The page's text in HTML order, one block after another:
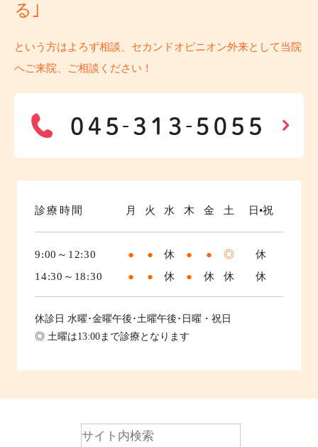
る｣
という方はよろず相談、セカンドオピニオン外来として当院
へご来院、ご相談ください！
診療時間 月 火 水 木 金 土 日•祝
9:00～12:30 ● ● 休 ● ● ◎
休
14:30～18:30
● ● 休 ● 休 休 休
休診日 水曜･金曜午後･土曜午後･日曜・祝日
◎ 土曜は13:00まで診療となります